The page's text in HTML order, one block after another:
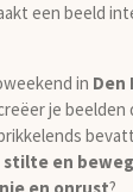
een beeld
in Den
je
stilte en